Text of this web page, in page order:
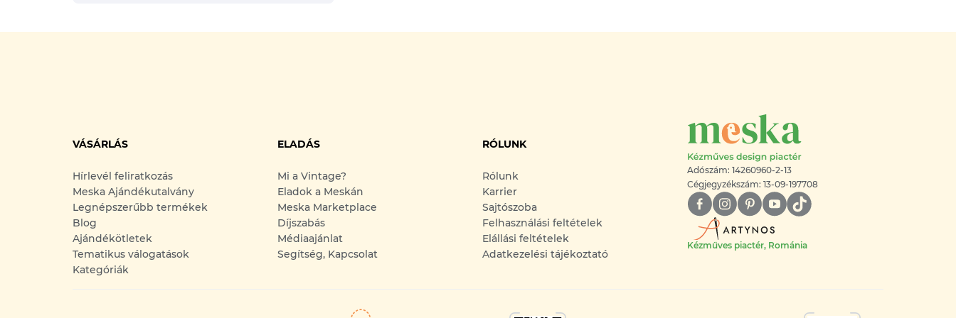
VÁSÁRLÁS
Hírlevél feliratkozás
Meska Ajándékutalvány
Legnépszerűbb termékek
Blog
Ajándékötletek
Tematikus válogatások
Kategóriák
ELADÁS
Mi a Vintage?
Eladok a Meskán
Meska Marketplace
Díjszabás
Médiaajánlat
Segítség, Kapcsolat
RÓLUNK
Rólunk
Karrier
Sajtószoba
Felhasználási feltételek
Elállási feltételek
Adatkezelési tájékoztató
Adószám: 14260960-2-13
Cégjegyzékszám: 13-09-197708
Kézműves piactér, Románia